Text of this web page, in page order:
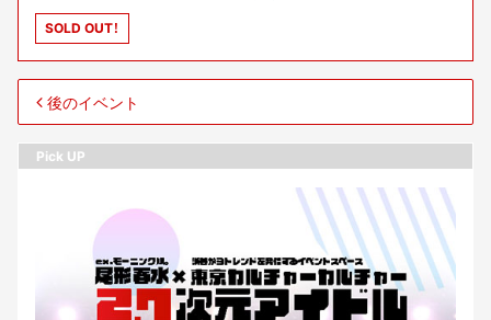
SOLD OUT！
後のイベント
Pick UP